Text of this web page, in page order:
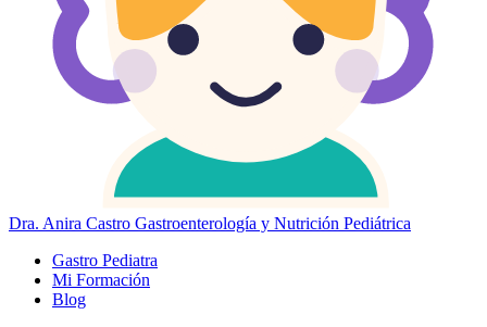
Dra. Anira Castro Gastroenterología y Nutrición Pediátrica
Gastro Pediatra
Mi Formación
Blog